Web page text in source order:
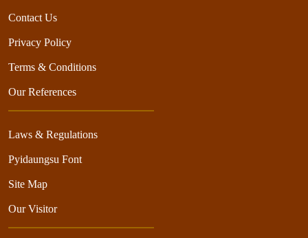
Contact Us
Privacy Policy
Terms & Conditions
Our References
Laws & Regulations
Pyidaungsu Font
Site Map
Our Visitor